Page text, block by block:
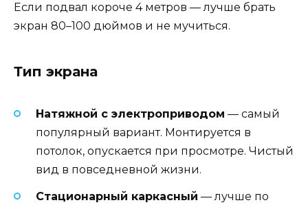
Если подвал короче 4 метров — лучше брать
экран 80–100 дюймов и не мучиться.
Тип экрана
Натяжной с электроприводом — самый
популярный вариант. Монтируется в
потолок, опускается при просмотре. Чистый
вид в повседневной жизни.
Стационарный каркасный — лучше по